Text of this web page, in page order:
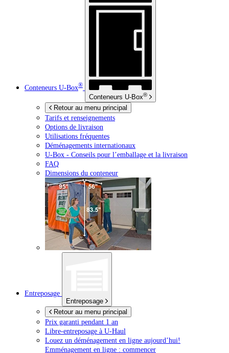
Conteneurs U-Box®
Conteneurs U-Box®
Retour au menu principal
Tarifs et renseignements
Options de livraison
Utilisations fréquentes
Déménagements internationaux
U-Box - Conseils pour l’emballage et la livraison
FAQ
Dimensions du conteneur
Entreposage
Entreposage
Retour au menu principal
Prix garanti pendant 1 an
Libre-entreposage à U-Haul
Louez un déménagement en ligne aujourd’hui!
Emménagement en ligne : commencer